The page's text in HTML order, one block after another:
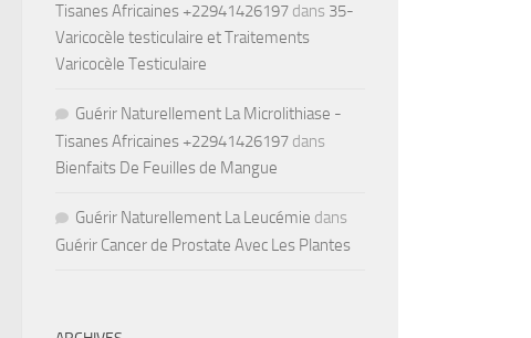
Tisanes Africaines +22941426197 dans 35-
Varicocèle testiculaire et Traitements
Varicocèle Testiculaire
Guérir Naturellement La Microlithiase -
Tisanes Africaines +22941426197 dans
Bienfaits De Feuilles de Mangue
Guérir Naturellement La Leucémie dans
Guérir Cancer de Prostate Avec Les Plantes